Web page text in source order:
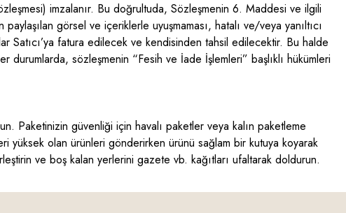
imzalanır. Bu doğrultuda, Sözleşmenin 6. Maddesi ve ilgili
görsel ve içeriklerle uyuşmaması, hatalı ve/veya yanıltıcı
Satıcı’ya fatura edilecek ve kendisinden tahsil edilecektir. Bu halde
sözleşmenin “Fesih ve İade İşlemleri” başlıklı hükümleri
Paketinizin güvenliği için havalı paketler veya kalın paketleme
yüksek olan ürünleri gönderirken ürünü sağlam bir kutuya koyarak
ve boş kalan yerlerini gazete vb. kağıtları ufaltarak doldurun.